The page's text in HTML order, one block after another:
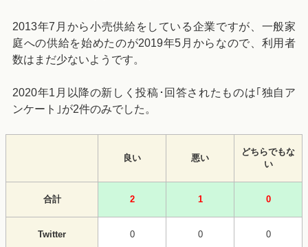
2013年7月から小売供給をしている企業ですが、一般家
庭への供給を始めたのが2019年5月からなので、利用者
数はまだ少ないようです。
2020年1月以降の新しく投稿･回答されたものは｢独自ア
ンケート｣が2件のみでした。
良い 悪い
どちらでもな
い
合計 2 1 0
Twitter 0 0 0